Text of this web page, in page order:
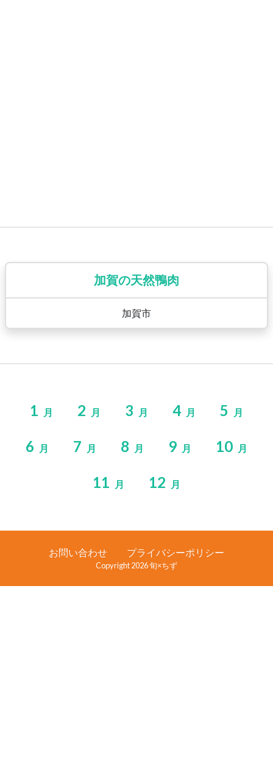
加賀の天然鴨肉
加賀市
1 月 2 月 3 月 4 月 5 月
6 月 7 月 8 月 9 月 10 月
11 月 12 月
お問い合わせ プライバシーポリシー
Copyright 2026 旬×ちず